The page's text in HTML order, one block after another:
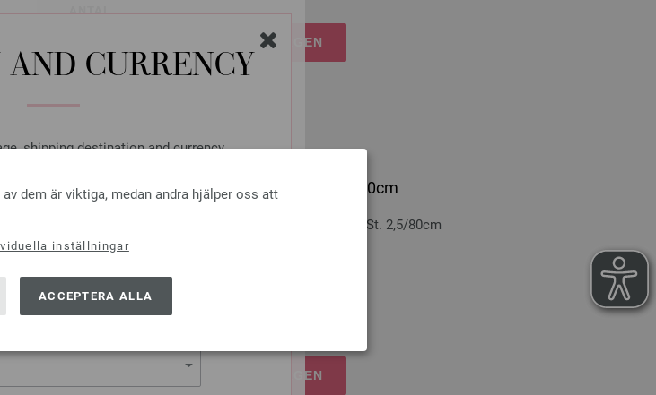
CURRENCY
shipping destination and currency.
United States of America
dem är viktiga, medan andra hjälper oss att
inställningar
ACCEPTERA ALLA
I VARUKORGEN
Rundsticka Design-trä: Multicolor St. 2,5/80cm
LANA GROSSA Rundsticka Design-trä: Multicolor St. 2,5/80cm
tjocklek 2,5 mm; längd ca. 80 cm
6,93 €
I VARUKORGEN